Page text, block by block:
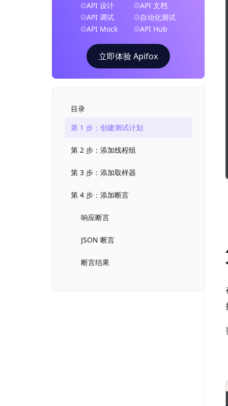
API 设计
API 文档
API 调试
自动化测试
API Mock
API Hub
立即体验 Apifox
目录
第 1 步：创建测试计划
第 2 步：添加线程组
第 3 步：添加取样器
第 4 步：添加断言
响应断言
JSON 断言
断言结果